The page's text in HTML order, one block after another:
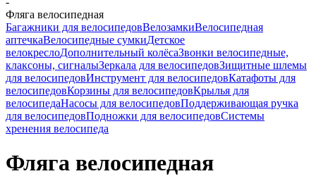
Фляга велосипедная
Багажники для велосипедовВелозамкиВелосипедная
аптечкаВелосипедные сумкиДетское
велокреслоДополнительный колёсаЗвонки велосипедные,
клаксоны, сигналыЗеркала для велосипедовЗищитные шлемы
для велосипедовИнструмент для велосипедовКатафоты для
велосипедовКорзины для велосипедовКрылья для
велосипедаНасосы для велосипедовПоддерживающая ручка
для велосипедовПодножки для велосипедовСистемы
хренения велосипеда
Фляга велосипедная